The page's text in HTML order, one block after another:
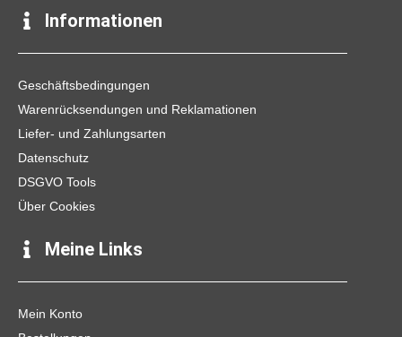
e
b
o
k
t
g
a
t
k
Informationen
Geschäftsbedingungen
Warenrücksendungen und Reklamationen
Liefer- und Zahlungsarten
Datenschutz
DSGVO Tools
Über Cookies
Meine Links
Mein Konto